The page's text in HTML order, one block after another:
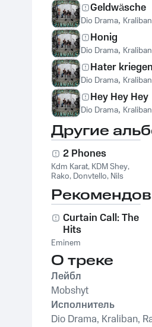
Geldwäsche
Dio Drama, Kraliban
Honig
Dio Drama, Kraliban
Hater
Dio Drama, Kraliban
Hey Hey Hey
Dio Drama, Kraliban
Другие
2 Phones
Kdm Karat, KDM Shey,
Rako, Donvtello, Nils
Curtain Call: The
Hits
Eminem
О треке
Лейбл
Mobshyt
Исполнитель
Dio Drama, Kraliban,